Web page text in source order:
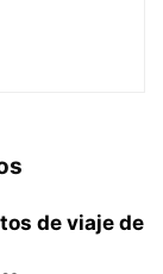
de viaje de